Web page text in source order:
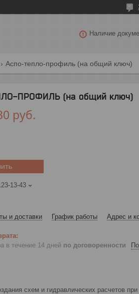
Наличие
Аспо-тепло-профиль (на общий ключ)
ПРОФИЛЬ (на общий ключ)
руб.
13-43
и доставки График работы Адрес и
в течение 14 дней по договоренности
схем и гидравлических расчетов при